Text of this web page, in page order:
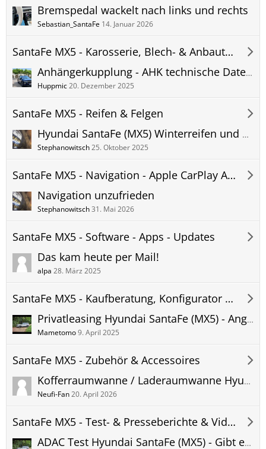
Bremspedal wackelt nach links und rechts
Sebastian_SantaFe 14. Januar 2026
SantaFe MX5 - Karosserie, Blech- & Anbauteile
Anhängerkupplung - AHK technische Daten Hyundai SantaFe (MX5) - Anhängelast Stützlast usw.
Huppmic20. Dezember 2025
SantaFe MX5 - Reifen & Felgen
Hyundai SantaFe (MX5) Winterreifen und Winter Kompletträder - Hyundai Original und Zubehörräder - Erfahrungen und Bilder
Stephanowitsch25. Oktober 2025
SantaFe MX5 - Navigation - Apple CarPlay Android Auto - Hifi - Telefon
Navigation unzufrieden
Stephanowitsch31. Mai 2026
SantaFe MX5 - Software - Apps - Updates
Das kam heute per Mail!
alpa 28. März 2025
SantaFe MX5 - Kaufberatung, Konfigurator & Bestellung
Privatleasing Hyundai SantaFe (MX5) - Angebote, Vergleich, Leasingfaktor, User Erfahrungen
Mametomo9. April 2025
SantaFe MX5 - Zubehör & Accessoires
Kofferraumwanne / Laderaumwanne Hyundai SantaFe (MX5)
Neufi-Fan20. April 2026
SantaFe MX5 - Test- & Presseberichte & Videos
ADAC Test Hyundai SantaFe (MX5) - Gibt es schon einen ADAC Testbericht